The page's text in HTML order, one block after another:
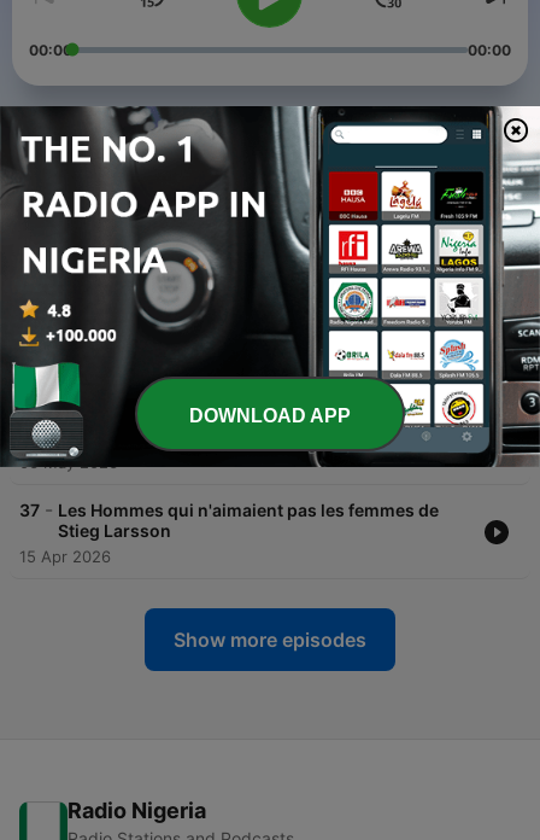
00:00 00:00
Episodes
41 - L'Amie prodigieuse d'Elena Ferrante
40 - Un homme sans titre de Xavier Le Clerc
03 Jun 2026
20 May 2026
38 - Champion de Maria Pourchet
06 May 2026
37 - Les Hommes qui n'aimaient pas les femmes de
Stieg Larsson
15 Apr 2026
Show more episodes
Radio Nigeria
DOWNLOAD APP